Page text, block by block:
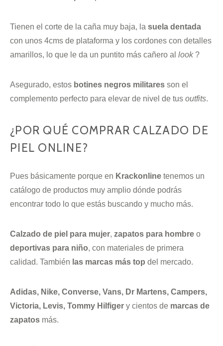
Tienen el corte de la caña muy baja, la suela dentada
con unos 4cms de plataforma y los cordones con detalles
amarillos, lo que le da un puntito más cañero al look?
Asegurado, estos botines negros militares son el
complemento perfecto para elevar de nivel de tus outfits.
¿POR QUÉ COMPRAR CALZADO DE
PIEL ONLINE?
Pues básicamente porque en Krackonline tenemos un
catálogo de productos muy amplio dónde podrás
encontrar todo lo que estás buscando y mucho más.
Calzado de piel para mujer, zapatos para hombre o
deportivas para niño, con materiales de primera
calidad. También las marcas más top del mercado.
Adidas, Nike, Converse, Vans, Dr Martens, Campers,
Victoria, Levis, Tommy Hilfiger y cientos de marcas de
zapatos más.